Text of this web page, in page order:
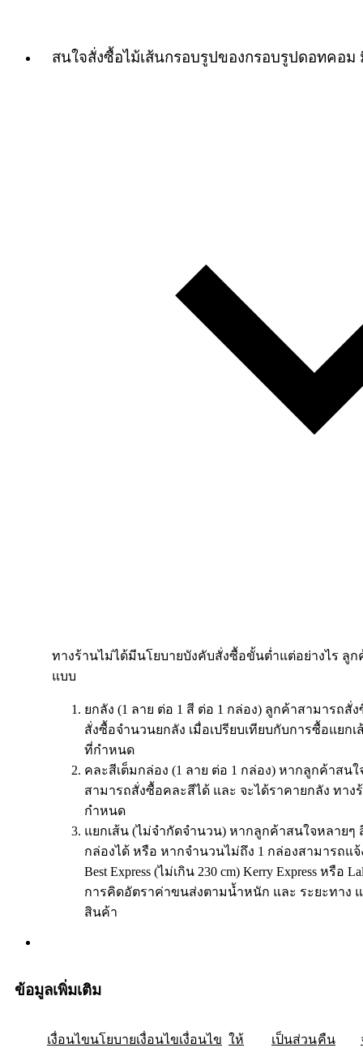
สนใจสั่งซื้อไม้เส้นกรอบรูปของกรอบรูปดอทคอ
ทางร้านไม่ได้มีนโยบายบังคับสั่งซื้อขั้นต่ำแต่อย่างไร ลู
แบบ
ยกลัง (1 ลาย ต่อ 1 สี ต่อ 1 กล่อง) ลูกค้าสามารถสั่
สั่งซื้อจำนวนยกลัง เมื่อเปรียบเทียบกับการซื้อแยก
ที่กำหนด
คละสีเต็มกล่อง (1 ลาย ต่อ 1 กล่อง) หากลูกค้าสน
สามารถสั่งซื้อคละสีได้ และ จะได้ราคายกลัง ทา
กำหนด
แยกเส้น (ไม่จำกัดจำนวน) หากลูกค้าสนใจหลายๆ
กล่องได้ หรือ หากจำนวนไม่ถึง 1 กล่องสามารถแ
Best Express (ไม่เกิน 230 cm) Kerry Express หรื
การคิดอัตราค่าขนส่งตามน้ำหนัก และ ระยะทาง
สินค้า
ข้อมูลเพิ่มเติม
เงื่อนไข
ให้นโยบาย
เป็นส่วนเงื่อนไข
คืนเงื่อนไข